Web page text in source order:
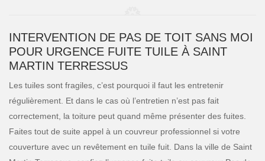
INTERVENTION DE PAS DE TOIT SANS MOI
POUR URGENCE FUITE TUILE À SAINT
MARTIN TERRESSUS
Les tuiles sont fragiles, c’est pourquoi il faut les entretenir
régulièrement. Et dans le cas où l’entretien n’est pas fait
correctement, la toiture peut quand même présenter des fuites.
Faites tout de suite appel à un couvreur professionnel si votre
couverture avec un revêtement en tuile fuit. Dans la ville de Saint